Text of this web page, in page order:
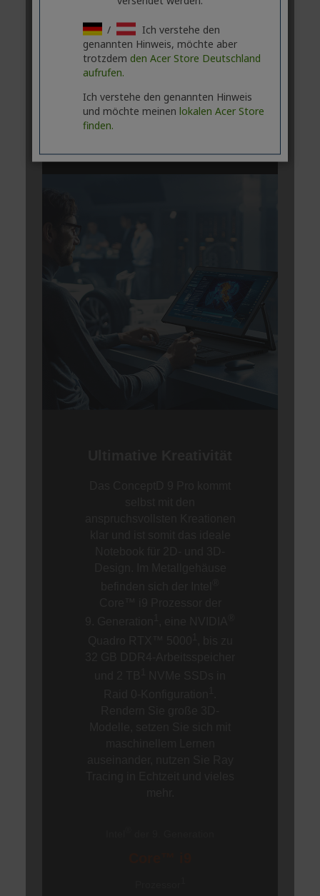
/
Ich verstehe den
genannten Hinweis, möchte aber
trotzdem den Acer Store Deutschland
aufrufen.
Ich verstehe den genannten Hinweis
und möchte meinen lokalen Acer Store
finden.